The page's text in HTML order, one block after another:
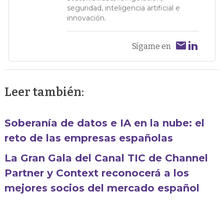
seguridad, inteligencia artificial e
innovación.
Sígame en
Leer también:
Soberanía de datos e IA en la nube: el
reto de las empresas españolas
La Gran Gala del Canal TIC de Channel
Partner y Context reconocerá a los
mejores socios del mercado español